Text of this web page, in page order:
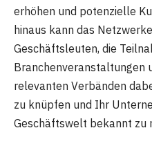
erhöhen und potenzielle
hinaus kann das
Geschäftsleuten, die
Branchenveranstaltungen
relevanten Verbänden
zu knüpfen und Ihr
Geschäftswelt bekannt zu